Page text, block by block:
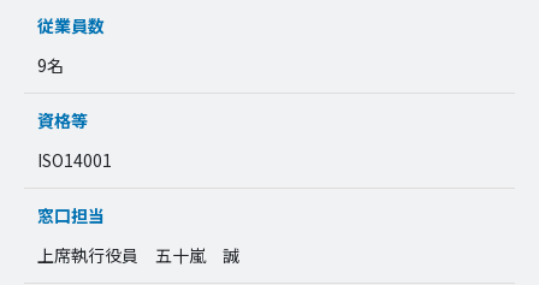
従業員数
9名
資格等
ISO14001
窓口担当
上席執行役員 五十嵐 誠